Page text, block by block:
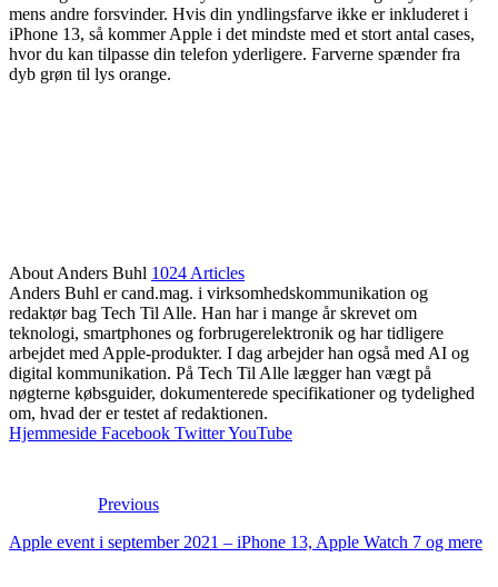
mens andre forsvinder. Hvis din yndlingsfarve ikke er inkluderet i
iPhone 13, så kommer Apple i det mindste med et stort antal cases,
hvor du kan tilpasse din telefon yderligere. Farverne spænder fra
dyb grøn til lys orange.
About Anders Buhl 1024 Articles
Anders Buhl er cand.mag. i virksomhedskommunikation og
redaktør bag Tech Til Alle. Han har i mange år skrevet om
teknologi, smartphones og forbrugerelektronik og har tidligere
arbejdet med Apple-produkter. I dag arbejder han også med AI og
digital kommunikation. På Tech Til Alle lægger han vægt på
nøgterne købsguider, dokumenterede specifikationer og tydelighed
om, hvad der er testet af redaktionen.
Hjemmeside Facebook TwitterYouTube
Previous
Apple event i september 2021 – iPhone 13, Apple Watch 7 og mere